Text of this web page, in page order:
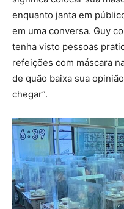
enquanto janta em
em uma conversa. Guy
tenha visto pessoas
refeições com máscara
de quão baixa sua
chegar”.